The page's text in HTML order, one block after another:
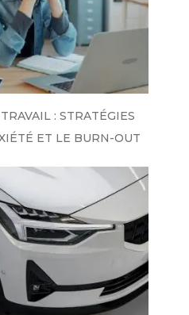
: STRATÉGIES
ET LE BURN-OUT